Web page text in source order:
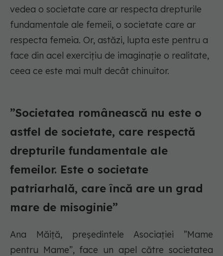
vedea o societate care ar respecta drepturile
fundamentale ale femeii, o societate care ar
respecta femeia. Or, astăzi, lupta este pentru a
face din acel exercițiu de imaginație o realitate,
ceea ce este mai mult decât chinuitor.
”Societatea românească nu este o
astfel de societate, care respectă
drepturile fundamentale ale
femeilor. Este o societate
patriarhală, care încă are un grad
mare de misoginie”
Ana Măiță, președintele Asociației ”Mame
pentru Mame”, face un apel către societatea